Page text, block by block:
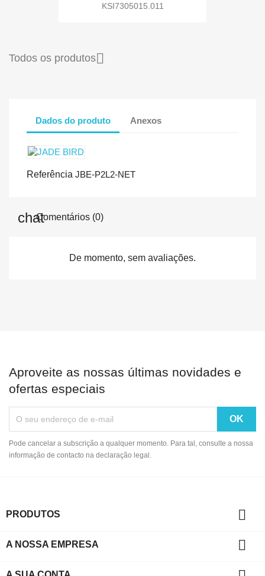
KSI7305015.011
Todos os produtos
Dados do produto Anexos
Referência JBE-P2L2-NET
Comentários (0)
De momento, sem avaliações.
Aproveite as nossas últimas novidades e
ofertas especiais
Pode cancelar a subscrição a qualquer momento. Para tal, consulte a nossa
informação de contacto na declaração legal.
PRODUTOS 
A NOSSA EMPRESA 